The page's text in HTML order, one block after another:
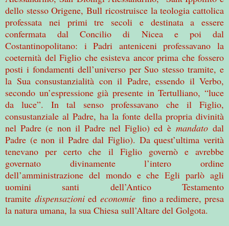
dello stesso Origene, Bull ricostruisce la teologia cattolica
professata nei primi tre secoli e destinata a essere
confermata dal Concilio di Nicea e poi dal
Costantinopolitano: i Padri anteniceni professavano la
coeternità del Figlio che esisteva ancor prima che fossero
posti i fondamenti dell’universo per Suo stesso tramite, e
la Sua consustanzialità con il Padre, essendo il Verbo,
secondo un’espressione già presente in Tertulliano, “luce
da luce”. In tal senso professavano che il Figlio,
consustanziale al Padre, ha la fonte della propria divinità
nel Padre (e non il Padre nel Figlio) ed è mandatodal
Padre (e non il Padre dal Figlio). Da quest’ultima verità
tenevano per certo che il Figlio governò e avrebbe
governato divinamente l’intero ordine
dell’amministrazione del mondo e che Egli parlò agli
uomini santi dell’Antico Testamento
tramite dispensazionied economiefino a redimere, presa
la natura umana, la sua Chiesa sull’Altare del Golgota.